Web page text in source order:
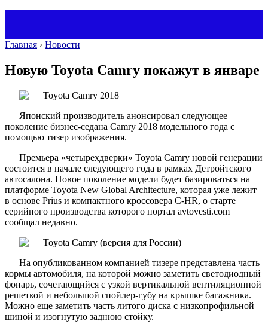
Главная › Новости
Новую Toyota Camry покажут в январе
Японский производитель анонсировал следующее
поколение бизнес-седана Camry 2018 модельного года с
помощью тизер изображения.
Премьера «четырехдверки» Toyota Camry новой генерации
состоится в начале следующего года в рамках Детройтского
автосалона. Новое поколение модели будет базироваться на
платформе Toyota New Global Architecture, которая уже лежит
в основе Prius и компактного кроссовера C-HR, о старте
серийного производства которого портал avtovesti.com
сообщал недавно.
На опубликованном компанией тизере представлена часть
кормы автомобиля, на которой можно заметить светодиодный
фонарь, сочетающийся с узкой вертикальной вентиляционной
решеткой и небольшой спойлер-губу на крышке багажника.
Можно еще заметить часть литого диска с низкопрофильной
шиной и изогнутую заднюю стойку.